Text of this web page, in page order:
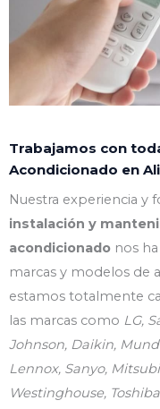
Trabajamos con
Acondicionado en
Nuestra experiencia y
instalación y
acondicionado nos
marcas y modelos de
estamos totalmente
las marcas como LG,
Johnson, Daikin,
Lennox, Sanyo,
Westinghouse,